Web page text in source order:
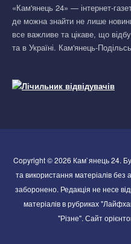
«Кам'янець 24» — інтернет-
де можна знайти не лише
все важливе та цікаве, що
та в Україні. Кам'янець-
Copyright © 2026 Кам`янець 24.
та використання матеріалів
заборонено. Редакція не несе
матеріалів в рубриках
"Різне". Сайт